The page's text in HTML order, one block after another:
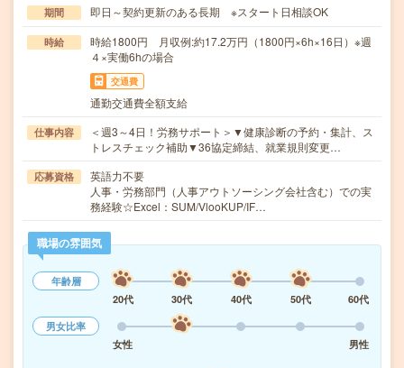
期間 即日～契約更新のある長期 ※スタート日相談OK
時給
時給1800円 月収例:約17.2万円（1800円×6h×16日）※週
４×実働6hの場合
交通費
通勤交通費全額支給
仕事内容
＜週3～4日！労務サポート＞▼健康診断の予約・集計、ス
トレスチェック補助▼36協定締結、就業規則変更…
応募資格
英語力不要
人事・労務部門（人事アウトソーシング会社含む）での実
務経験☆Excel：SUM/VlooKUP/IF…
職場の雰囲気
年齢層
20代
30代 40代 50代
60代
男女比率
女性
男性